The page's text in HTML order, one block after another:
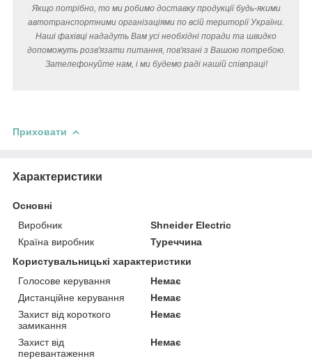
Якщо потрібно, то ми робимо доставку продукції будь-якими
автотранспортними організаціями по всій території України.
Наші фахівці нададуть Вам усі необхідні поради та швидко
допоможуть розв'язати питання, пов'язані з Вашою потребою.
Зателефонуйте нам, і ми будемо раді нашій співпраці!
Приховати
Характеристики
Основні
Виробник
Shneider Electric
Країна виробник
Туреччина
Користувальницькі характеристики
Голосове керування
Немає
Дистанційне керування
Немає
Захист від короткого
замикання
Немає
Захист від
перевантаження
Немає